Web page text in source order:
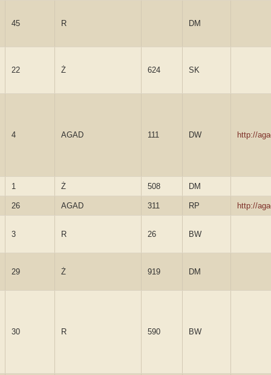
45 R DM
22 Ż 624 SK
4 AGAD 111 DW http://
1 Ż 508 DM
26 AGAD 311 RP http://
3 R 26 BW
29 Ż 919 DM
30 R 590 BW